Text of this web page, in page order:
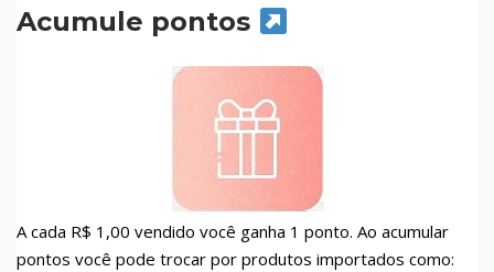
Acumule pontos
A cada R$ 1,00 vendido você ganha 1 ponto. Ao acumular
pontos você pode trocar por produtos importados como: